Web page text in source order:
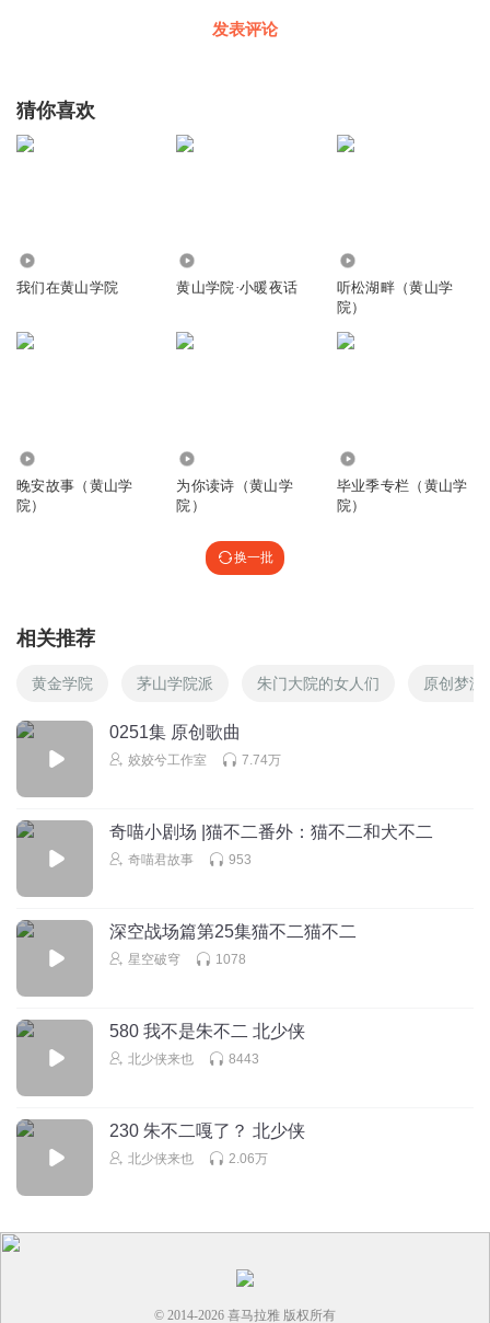
发表评论
猜你喜欢
我们在黄山学院 黄山学院·小暖夜话
听松湖畔（黄山学
院）
晚安故事（黄山学
院）
为你读诗（黄山学
院）
毕业季专栏（黄山学
院）
换一批
相关推荐
黄金学院 茅山学院派 朱门大院的女人们 原创梦游
0251集 原创歌曲
姣姣兮工作室 7.74万
奇喵小剧场 |猫不二番外：猫不二和犬不二
奇喵君故事 953
深空战场篇第25集猫不二猫不二
星空破穹 1078
580 我不是朱不二 北少侠
北少侠来也 8443
230 朱不二嘎了？ 北少侠
北少侠来也 2.06万
© 2014-2026 喜马拉雅 版权所有